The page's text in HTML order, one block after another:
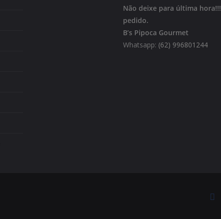
Não deixe para última hora!!!
pedido.
B’s Pipoca Gourmet
Whatsapp: (62) 996801244